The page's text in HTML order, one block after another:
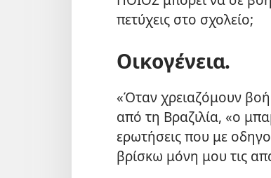
πετύχεις στο σχολείο;
Οικογένεια.
«Όταν χρειαζόμουν
από τη Βραζιλία, «ο
ερωτήσεις που με
βρίσκω μόνη μου τις